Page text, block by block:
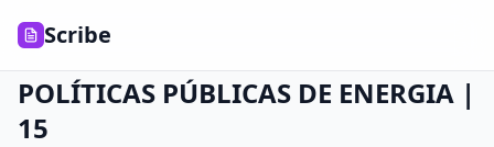
Scribe
POLÍTICAS PÚBLICAS DE ENERGIA |
15